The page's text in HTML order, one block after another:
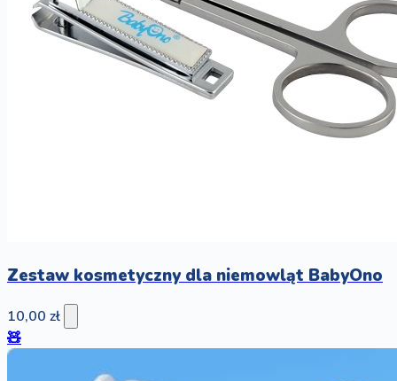
Zestaw kosmetyczny dla niemowląt BabyOno
10,00 zł
🧸